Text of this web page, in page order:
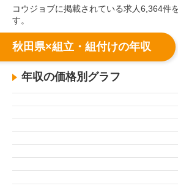
コウジョブに掲載されている求人6,364件
す。
秋田県×組立・組付けの年収
年収の価格別グラフ